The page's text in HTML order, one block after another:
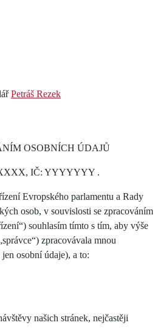
Petráš Rezek
OSOBNÍCH ÚDAJŮ
IČ: YYYYYYY .
Evropského parlamentu a Rady
osob, v souvislosti se zpracováním
souhlasím tímto s tím, aby výše
zpracovávala mnou
osobní údaje), a to:
našich stránek, nejčastěji